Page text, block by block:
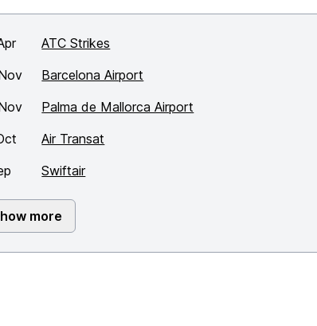
ATC Strikes
Barcelona Airport
Palma de Mallorca Airport
Air Transat
Swiftair
more